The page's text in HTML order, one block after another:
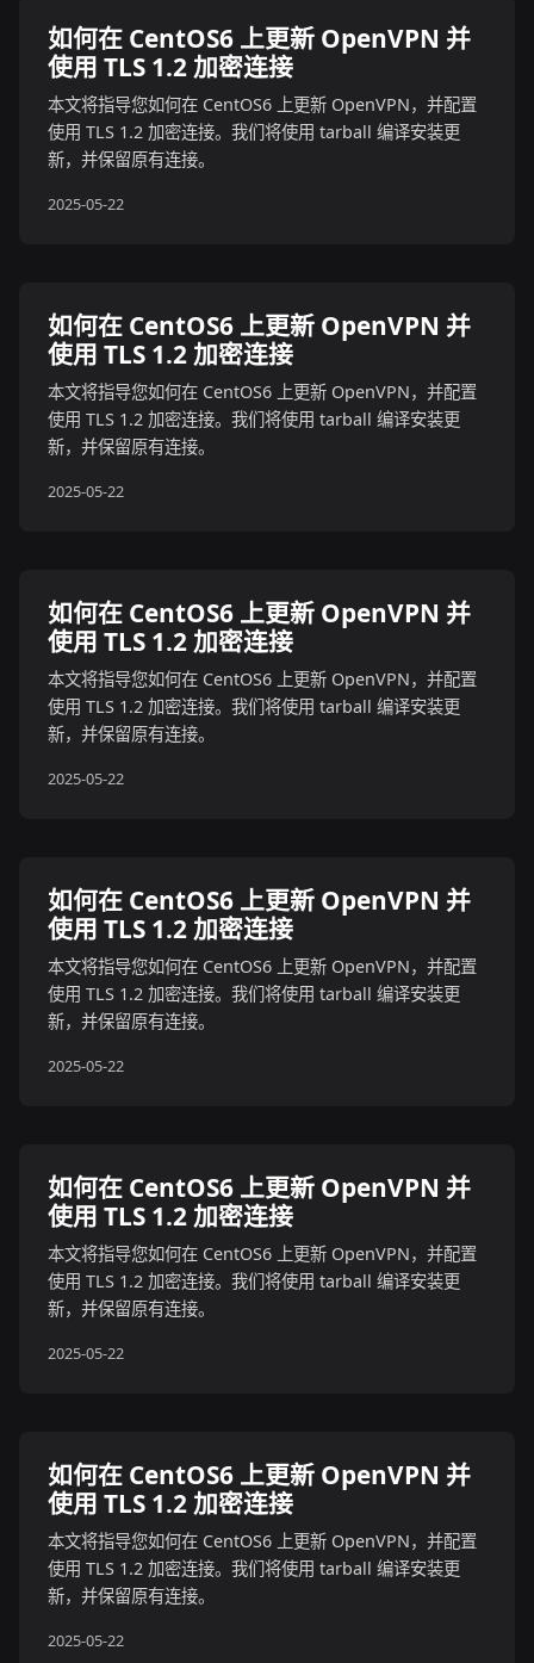
如何在 CentOS6 上更新 OpenVPN 并
使用 TLS 1.2 加密连接
本文将指导您如何在 CentOS6 上更新 OpenVPN，并配置
使用 TLS 1.2 加密连接。我们将使用 tarball 编译安装更
新，并保留原有连接。
2025-05-22
如何在 CentOS6 上更新 OpenVPN 并
使用 TLS 1.2 加密连接
本文将指导您如何在 CentOS6 上更新 OpenVPN，并配置
使用 TLS 1.2 加密连接。我们将使用 tarball 编译安装更
新，并保留原有连接。
2025-05-22
如何在 CentOS6 上更新 OpenVPN 并
使用 TLS 1.2 加密连接
本文将指导您如何在 CentOS6 上更新 OpenVPN，并配置
使用 TLS 1.2 加密连接。我们将使用 tarball 编译安装更
新，并保留原有连接。
2025-05-22
如何在 CentOS6 上更新 OpenVPN 并
使用 TLS 1.2 加密连接
本文将指导您如何在 CentOS6 上更新 OpenVPN，并配置
使用 TLS 1.2 加密连接。我们将使用 tarball 编译安装更
新，并保留原有连接。
2025-05-22
如何在 CentOS6 上更新 OpenVPN 并
使用 TLS 1.2 加密连接
本文将指导您如何在 CentOS6 上更新 OpenVPN，并配置
使用 TLS 1.2 加密连接。我们将使用 tarball 编译安装更
新，并保留原有连接。
2025-05-22
如何在 CentOS6 上更新 OpenVPN 并
使用 TLS 1.2 加密连接
本文将指导您如何在 CentOS6 上更新 OpenVPN，并配置
使用 TLS 1.2 加密连接。我们将使用 tarball 编译安装更
新，并保留原有连接。
2025-05-22